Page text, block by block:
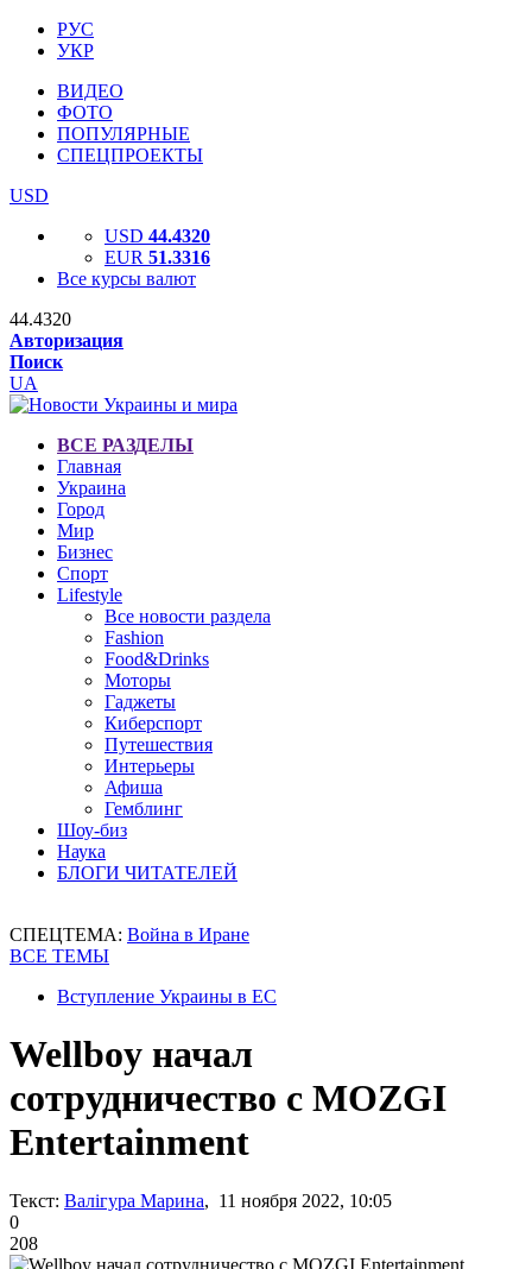
РУС
УКР
ВИДЕО
ФОТО
ПОПУЛЯРНЫЕ
СПЕЦПРОЕКТЫ
USD
USD 44.4320
EUR 51.3316
Все курсы валют
44.4320
Авторизация
Поиск
UA
ВСЕ РАЗДЕЛЫ
Главная
Украина
Город
Мир
Бизнес
Спорт
Lifestyle
Все новости раздела
Fashion
Food&Drinks
Моторы
Гаджеты
Киберспорт
Путешествия
Интерьеры
Афиша
Гемблинг
Шоу-биз
Наука
БЛОГИ ЧИТАТЕЛЕЙ
СПЕЦТЕМА: Война в Иране
ВСЕ ТЕМЫ
Вступление Украины в ЕС
Wellboy начал
сотрудничество с MOZGI
Entertainment
Текст: Валігура Марина, 11 ноября 2022, 10:05
0
208